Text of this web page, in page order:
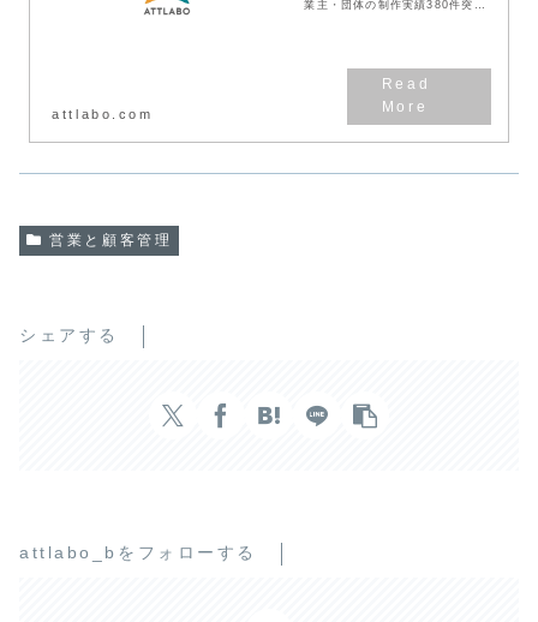
業主・団体の制作実績380件突
attlabo.com
営業と顧客管理
シェアする
attlabo_bをフォローする